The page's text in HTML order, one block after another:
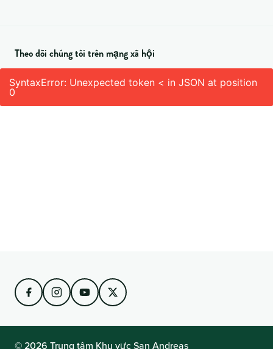
Theo dõi chúng tôi trên mạng xã hội
SyntaxError: Unexpected token < in JSON at position
0
© 2026 Trung tâm Khu vực San Andreas